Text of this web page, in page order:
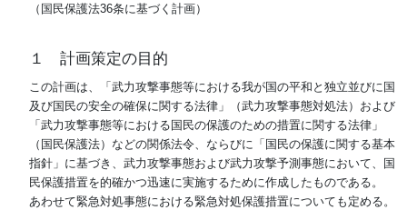
（国民保護法36条に基づく計画）
１ 計画策定の目的
この計画は、「武力攻撃事態等における我が国の平和と独立並びに国
及び国民の安全の確保に関する法律」（武力攻撃事態対処法）および
「武力攻撃事態等における国民の保護のための措置に関する法律」
（国民保護法）などの関係法令、ならびに「国民の保護に関する基本
指針」に基づき、武力攻撃事態および武力攻撃予測事態において、国
民保護措置を的確かつ迅速に実施するために作成したものである。
あわせて緊急対処事態における緊急対処保護措置についても定める。